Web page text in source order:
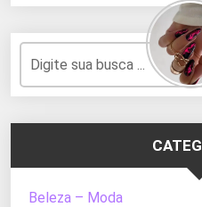
Beleza – Moda